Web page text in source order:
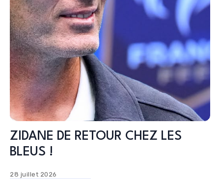
ZIDANE DE RETOUR CHEZ LES
BLEUS !
28 juillet 2026